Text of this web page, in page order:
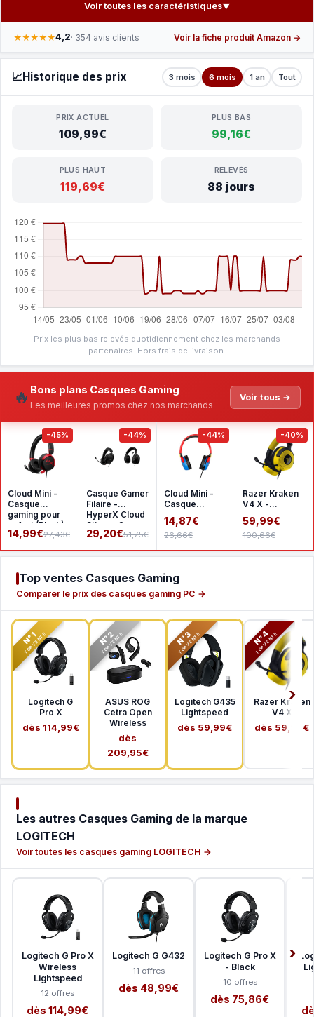
Voir toutes les caractéristiques▼
★★★★★4,2· 354 avis clients Voir la fiche produit Amazon →
📈Historique des prix 3 mois 6 mois 1 an Tout
PRIX ACTUEL
109,99€
PLUS BAS
99,16€
PLUS HAUT
119,69€
RELEVÉS
88 jours
Prix les plus bas relevés quotidiennement chez les marchands
partenaires. Hors frais de livraison.
🔥 Bons plans Casques Gaming
Les meilleures promos chez nos marchands
Voir tous →
-45%
Cloud Mini -
Casque
gaming pour
enfant (Black)
14,99€27,43€
-44%
Casque Gamer
Filaire -
HyperX Cloud
Stinger 2 -
pour PC
29,20€51,75€
-44%
Cloud Mini -
Casque
gaming pour
enfant (multi)
14,87€
26,66€
-40%
Razer Kraken
V4 X -
Pokemon
Kanto Starters
59,99€
100,66€
Top ventes Casques Gaming
Comparer le prix des casques gaming PC →
N°1
TOP VENTE
Logitech G
Pro X
dès 114,99€
N°2
TOP VENTE
ASUS ROG
Cetra Open
Wireless
dès
209,95€
N°3
TOP VENTE
Logitech G435
Lightspeed
dès 59,99€
N°4
TOP VENTE
Razer Kraken
V4 X
dès 59,99€
Les autres Casques Gaming de la marque
LOGITECH
Voir toutes les casques gaming LOGITECH →
Logitech G Pro X
Wireless
Lightspeed
12 offres
dès 114,99€
Logitech G G432
11 offres
dès 48,99€
Logitech G Pro X
- Black
10 offres
dès 75,86€